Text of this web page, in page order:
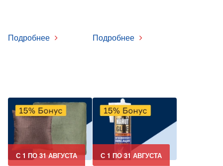
Подробнее Подробнее
С 1 ПО 31 АВГУСТА С 1 ПО 31 АВГУСТА